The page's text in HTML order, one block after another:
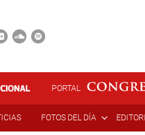
PORTAL
FOTOS DEL DÍA